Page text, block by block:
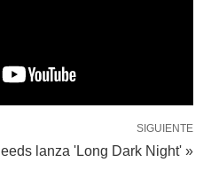
SIGUIENTE
lanza 'Long Dark Night' »